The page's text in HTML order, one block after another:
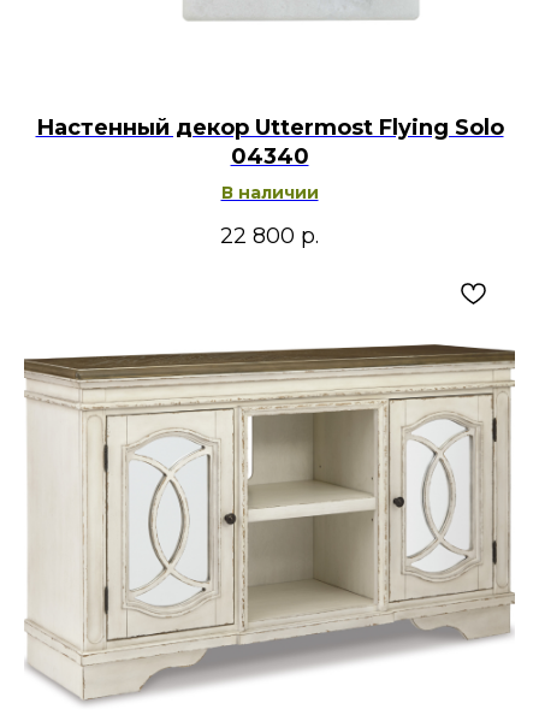
Настенный декор Uttermost Flying Solo
04340
В наличии
22 800 р.